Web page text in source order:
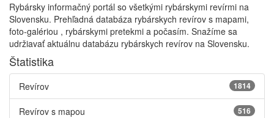
Rybársky informačný portál so všetkými rybárskymi revírmi na
Slovensku. Prehľadná databáza rybárskych revírov s mapami,
foto-galériou , rybárskymi pretekmi a počasím. Snažíme sa
udržiavať aktuálnu databázu rybárskych revírov na Slovensku.
Štatistika
1814
Revírov
516
Revírov s mapou